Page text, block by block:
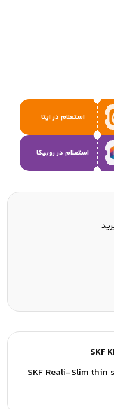
استعلام در ایتا
استعلام در روبیکا
SKF Reali-Slim